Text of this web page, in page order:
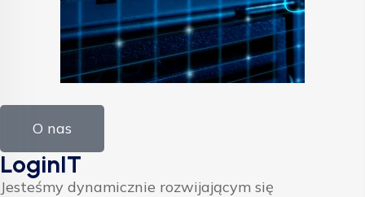
O nas
LoginIT
Jesteśmy dynamicznie rozwijającym się